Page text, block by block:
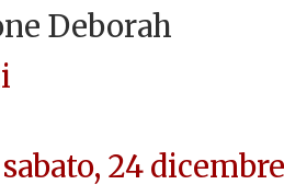
Deborah
sabato, 24